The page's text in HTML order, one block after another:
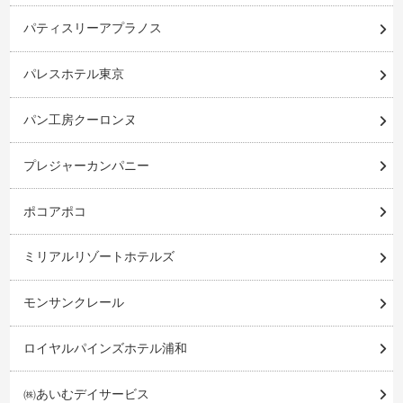
パティスリーアプラノス
パレスホテル東京
パン工房クーロンヌ
プレジャーカンパニー
ポコアポコ
ミリアルリゾートホテルズ
モンサンクレール
ロイヤルパインズホテル浦和
㈱あいむデイサービス